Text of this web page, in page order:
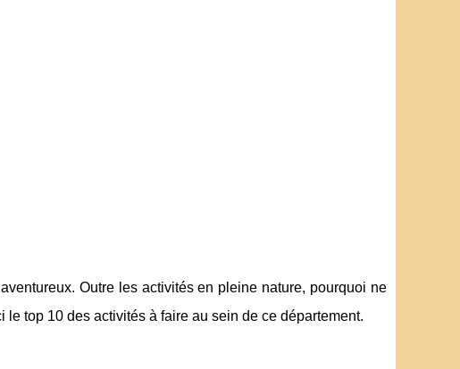
Outre les activités en pleine nature, pourquoi ne
le top 10 des activités à faire au sein de ce département.